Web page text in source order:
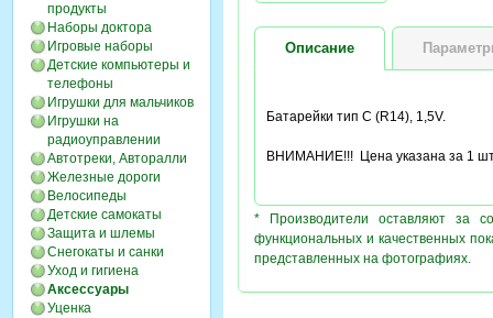
продукты
Наборы доктора
Игровые наборы
Детские компьютеры и
телефоны
Игрушки для мальчиков
Игрушки на
радиоуправлении
Автотреки, Авторалли
Железные дороги
Велосипеды
Детские самокаты
Защита и шлемы
Снегокаты и санки
Уход и гигиена
Аксессуары
Уценка
Описание
Батарейки тип C (R14), 1,5V.
ВНИМАНИЕ!!! Цена указана за 1
* Производители оставляют за
функциональных и качественных
представленных на фотографиях.